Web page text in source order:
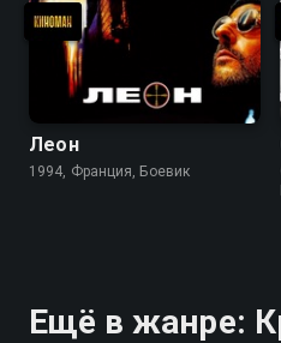
Леон
1994, Франция, Боевик
Ещё в жанре: